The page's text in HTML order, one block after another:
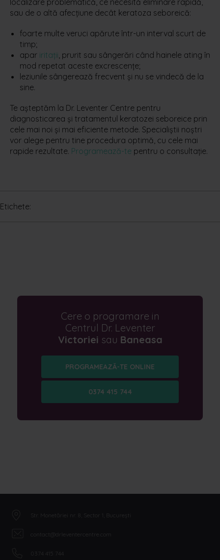
localizare problematică, ce necesită eliminare rapidă,
sau de o altă afecțiune decât keratoza seboreică:
foarte multe veruci apărute într-un interval scurt de
timp;
apar iritații, prurit sau sângerări când hainele ating în
mod repetat aceste excrescențe;
leziunile sângerează frecvent și nu se vindecă de la
sine.
Te așteptăm la Dr. Leventer Centre pentru
diagnosticarea și tratamentul keratozei seboreice prin
cele mai noi și mai eficiente metode. Specialiștii noștri
vor alege pentru tine procedura optimă, cu cele mai
rapide rezultate. Programează-te pentru o consultație.
Etichete:
Cere o programare in
Centrul Dr. Leventer
Victoriei sau Baneasa
PROGRAMEAZĂ-TE ONLINE
0374 415 744
Str. Monetăriei nr. 8, Sector 1, București
contact@drleventercentre.com
0374 415 744